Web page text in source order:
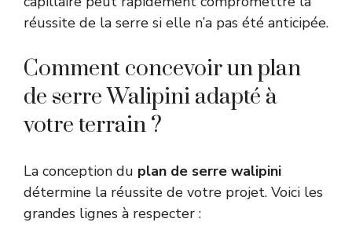
réussite de la serre si elle n’a pas été anticipée.
Comment concevoir un plan
de serre Walipini adapté à
votre terrain ?
La conception du plan de serre walipini
détermine la réussite de votre projet. Voici les
grandes lignes à respecter :